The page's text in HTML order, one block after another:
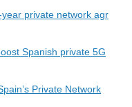
private network agr
Spanish private 5G
Private Network